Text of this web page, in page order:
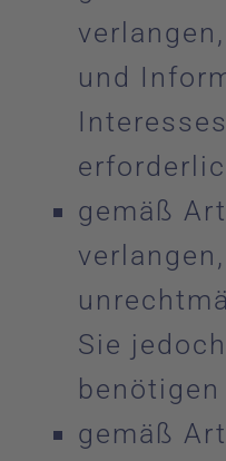
und
gemäß
Sie
gemäß